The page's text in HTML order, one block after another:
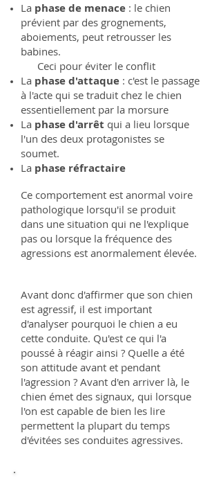
La phase de menace : le chien
prévient par des grognements,
aboiements, peut retrousser les
babines.
Ceci pour éviter le conflit
La phase d'attaque : c'est le passage
à l'acte qui se traduit chez le chien
essentiellement par la morsure
La phase d'arrêt qui a lieu lorsque
l'un des deux protagonistes se
soumet.
La phase réfractaire
Ce comportement est anormal voire
pathologique lorsqu'il se produit
dans une situation qui ne l'explique
pas ou lorsque la fréquence des
agressions est anormalement élevée.
Avant donc d'affirmer que son chien
est agressif, il est important
d'analyser pourquoi le chien a eu
cette conduite. Qu'est ce qui l'a
poussé à réagir ainsi ? Quelle a été
son attitude avant et pendant
l'agression ? Avant d'en arriver là, le
chien émet des signaux, qui lorsque
l'on est capable de bien les lire
permettent la plupart du temps
d'évitées ses conduites agressives.